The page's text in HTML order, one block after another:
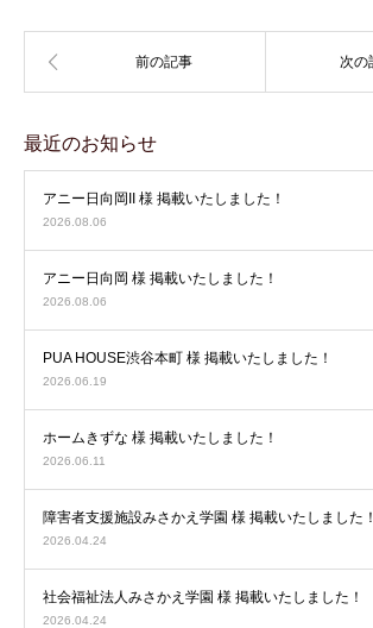
最近のお知らせ
アニー日向岡II 様 掲載いたしました！
2026.08.06
アニー日向岡 様 掲載いたしました！
2026.08.06
PUA HOUSE渋谷本町 様 掲載いたしました！
2026.06.19
ホームきずな 様 掲載いたしました！
2026.06.11
障害者支援施設みさかえ学園 様 掲載いたしました！
2026.04.24
社会福祉法人みさかえ学園 様 掲載いたしました！
2026.04.24